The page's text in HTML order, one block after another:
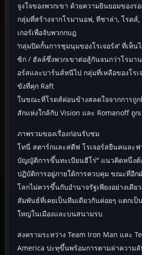
จูงใจของพวกเขา ด้วยความยินยอมของร
กลุ่มที่สร้างจากโรมานอฟ, ทีชาล่า, โรดส์
เกอร์เพื่อจับพวกกบฎ
‘กลุ่มปิดกั้นการชุมนุมของโรเจอร์ส’ ที่เห็
ซิก / ฮัลล์ซึ่งพวกเขาต่อสู้กันจนกว่าโรมาน
อร์สและบาร์นส์หนีไป กลุ่มที่เหลือของโร
ขังที่คุก Raft
ในขณะที่โรดส์ค่อนข้างสลดใจจากการถูก
สักแห่งใกล้กับ Vision และ Romanoff ถูก
ภาพรวมของเรื่องก่อนรับชม
โทนี่ สตาร์กและสตีฟ โรเจอร์สยืนคนละฟ
บัญญัติการขึ้นทะเบียนฮีโร่” แนวคิดหนึ่งต้
ปฏิบัติการอยู่ภายใต้การควบคุม ขณะที่อีก
โลกไม่ควรขึ้นกับอำนาจรัฐเพียงอย่างเดีย
สัมพันธ์ที่เคยเป็นทีมเดียวกันค่อยๆ แตกเ
ใหญ่ในเมืองและบนสนามรบ
สงครามระหว่าง Team Iron Man และ
America ปะทุขึ้นพร้อมการตามล่าความลั